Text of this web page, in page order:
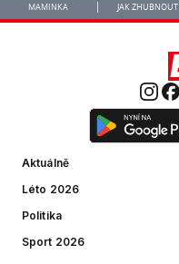
MAMINKA JAK ZHUBNOUT
Aktuálně
Léto 2026
Politika
Sport 2026